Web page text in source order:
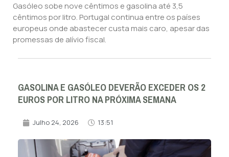
Gasóleo sobe nove cêntimos e gasolina até 3,5
cêntimos por litro. Portugal continua entre os países
europeus onde abastecer custa mais caro, apesar das
promessas de alívio fiscal.
GASOLINA E GASÓLEO DEVERÃO EXCEDER OS 2
EUROS POR LITRO NA PRÓXIMA SEMANA
Julho 24, 2026 13:51